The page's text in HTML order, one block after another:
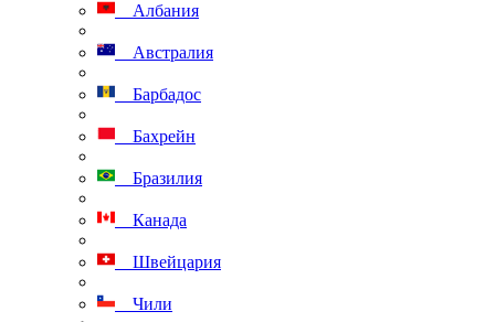
Албания
Австралия
Барбадос
Бахрейн
Бразилия
Канада
Швейцария
Чили